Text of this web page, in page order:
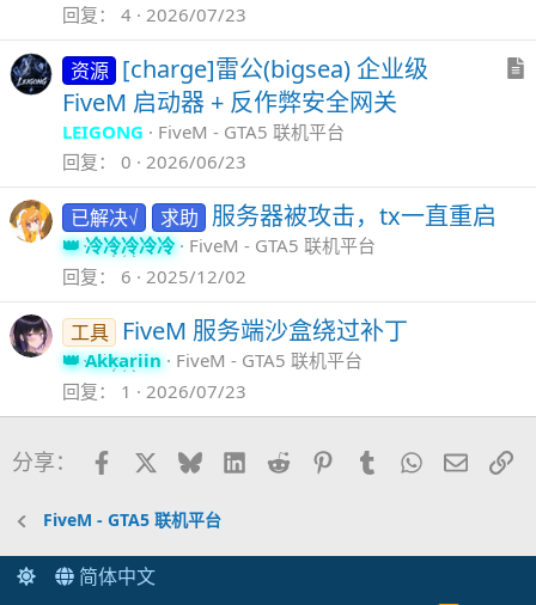
回复
4 2026/07/23
资源 [charge]雷公(bigsea) 企业级
FiveM 启动器 + 反作弊安全网关
LEIGONG
FiveM - GTA5 联机平台
回复
0 2026/06/23
已解决√ 求助 服务器被攻击，tx一直重启
冷冷冷冷冷
FiveM - GTA5 联机平台
回复
6 2025/12/02
工具 FiveM 服务端沙盒绕过补丁
Akkariin
FiveM - GTA5 联机平台
回复
1 2026/07/23
分享： FacebookBlueskyLinkedIn
Reddit PinterestTumblrWhatsApp
邮件
FiveM - GTA5 联机平台
简体中文